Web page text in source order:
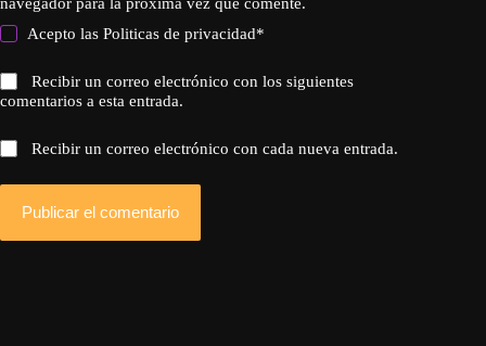
Acepto lasPoliticas de privacidad*
Recibir un correo electrónico con los siguientes
comentarios a esta entrada.
Recibir un correo electrónico con cada nueva entrada.
Publicar el comentario